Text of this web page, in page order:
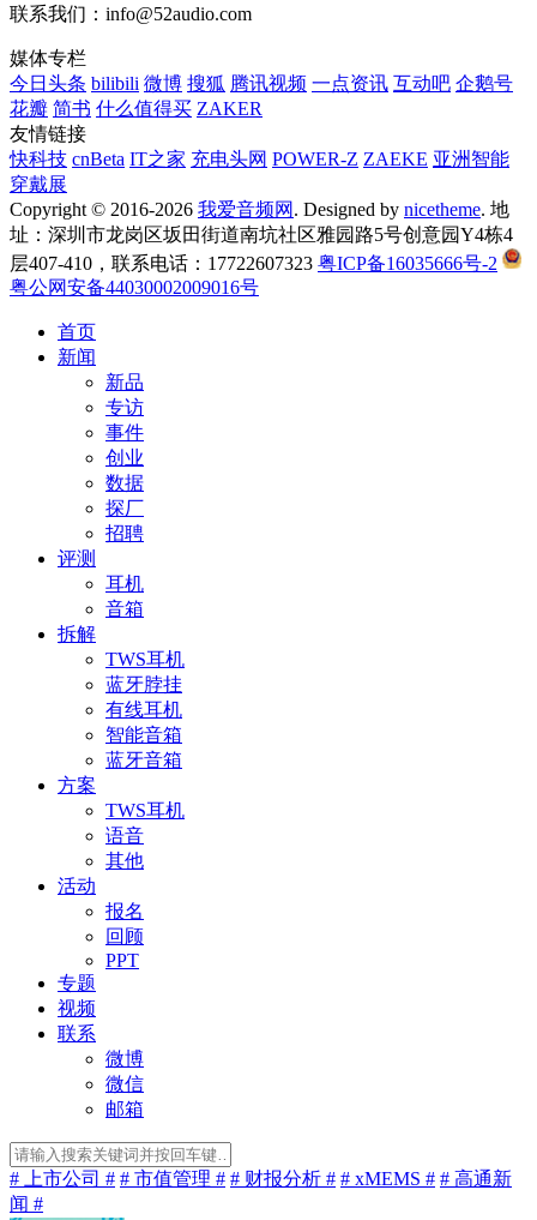
联系我们：info@52audio.com
媒体专栏
今日头条 bilibili 微博 搜狐 腾讯视频 一点资讯 互动吧 企鹅号
花瓣 简书 什么值得买 ZAKER
友情链接
快科技 cnBeta IT之家 充电头网 POWER-Z ZAEKE 亚洲智能
穿戴展
Copyright © 2016-2026 我爱音频网 . Designed by nicetheme. 地
址：深圳市龙岗区坂田街道南坑社区雅园路5号创意园Y4栋4
层407-410，联系电话：17722607323 粤ICP备16035666号-2
粤公网安备44030002009016号
首页
新闻
新品
专访
事件
创业
数据
探厂
招聘
评测
耳机
音箱
拆解
TWS耳机
蓝牙脖挂
有线耳机
智能音箱
蓝牙音箱
方案
TWS耳机
语音
其他
活动
报名
回顾
PPT
专题
视频
联系
微博
微信
邮箱
# 上市公司 # # 市值管理 # # 财报分析 # # xMEMS # # 高通新
闻 #